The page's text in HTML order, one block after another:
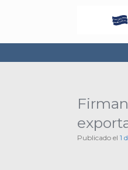
Publicado el 1